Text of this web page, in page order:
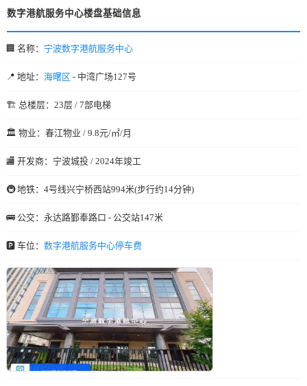
数字港航服务中心楼盘基础信息
🏢 名称： 宁波数字港航服务中心
📍 地址： 海曙区 - 中湾广场127号
🏗️ 总楼层：23层 / 7部电梯
🏛️ 物业：春江物业 / 9.8元/㎡/月
🏬 开发商：宁波城投 / 2024年竣工
🚇 地铁：4号线兴宁桥西站994米(步行约14分钟)
🚌 公交：永达路鄞奉路口 - 公交站147米
🅿️ 车位： 数字港航服务中心停车费